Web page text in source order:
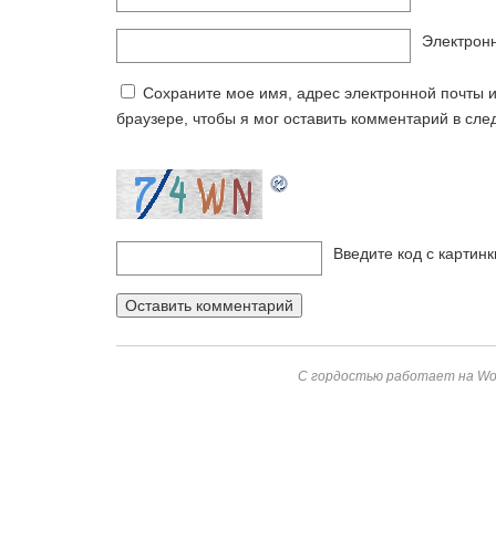
Сохраните мое имя, адрес электронной почты
браузере, чтобы я мог оставить комментарий в
Введите код с
С гордостью работает на